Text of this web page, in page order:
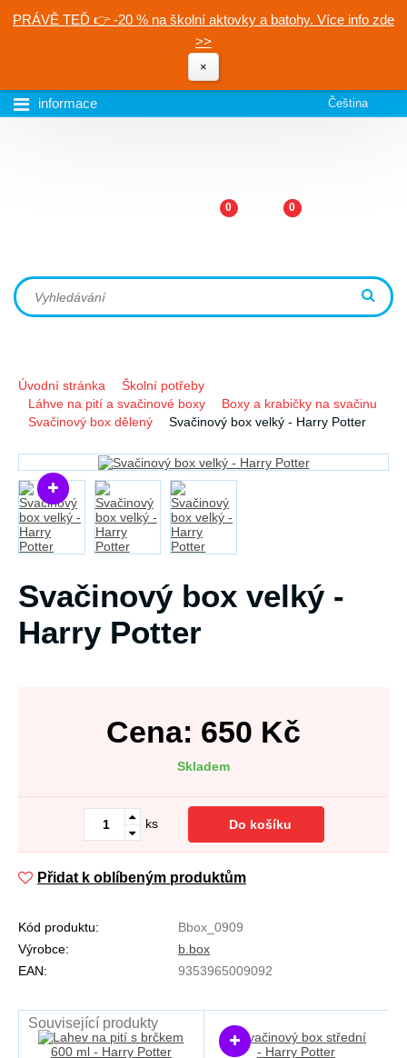
PRÁVĚ TEĎ 👉 -20 % na školní aktovky a batohy. Více info zde
>>
×
informace Čeština
0 0
Úvodní stránka
Školní potřeby
Láhve na pití a svačinové boxy
Boxy a krabičky na svačinu
Svačinový box dělený
Svačinový box velký - Harry Potter
Svačinový box velký -
Harry Potter
Cena: 650 Kč
Skladem
ks Do košíku
Přidat k oblíbeným produktům
Kód produktu:
Bbox_0909
Výrobce:
b.box
EAN:
9353965009092
Související produkty